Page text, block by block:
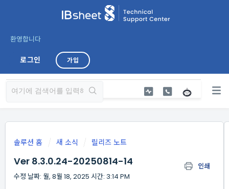
환영합니다
로그인 가입
솔루션 홈 새 소식 릴리즈 노트
Ver 8.3.0.24-20250814-14
인쇄
수정 날짜: 월, 8월 18, 2025 시간: 3:14 PM